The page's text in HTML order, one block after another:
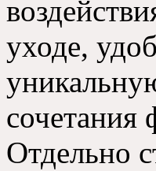
уходе,
сочетания
Отдельно